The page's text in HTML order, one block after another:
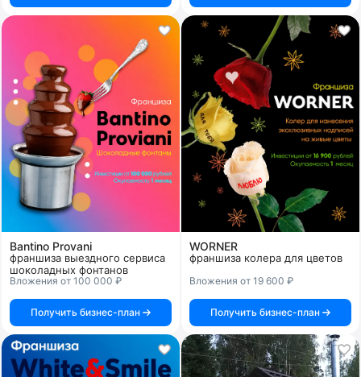
Bantino Provani
франшиза выездного сервиса
шоколадных фонтанов
Вложения от 100 000 ₽
Получить бизнес-план
WORNER
франшиза колера для цветов
Вложения от 19 600 ₽
Получить бизнес-план